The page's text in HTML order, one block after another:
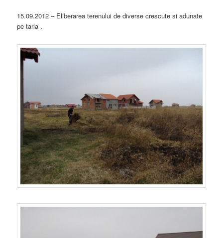
15.09.2012 – Eliberarea terenului de diverse crescute si adunate
pe tarla .